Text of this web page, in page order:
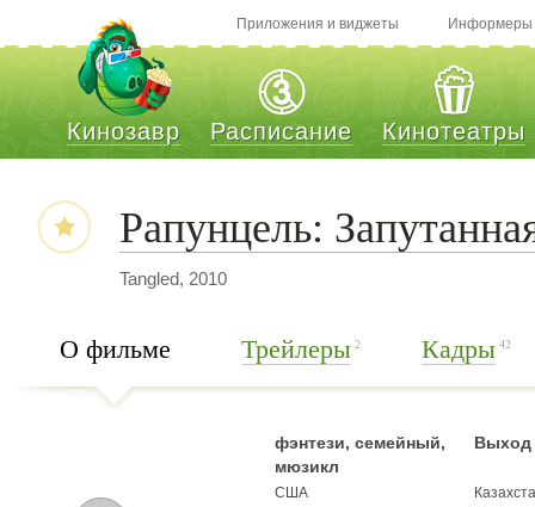
Приложения и виджеты Информеры
Кинозавр Расписание Кинотеатры
Рапунцель:
Tangled, 2010
О фильме Трейлеры 2 Кадры 42
фэнтези, семейный,
мюзикл
Выход
США